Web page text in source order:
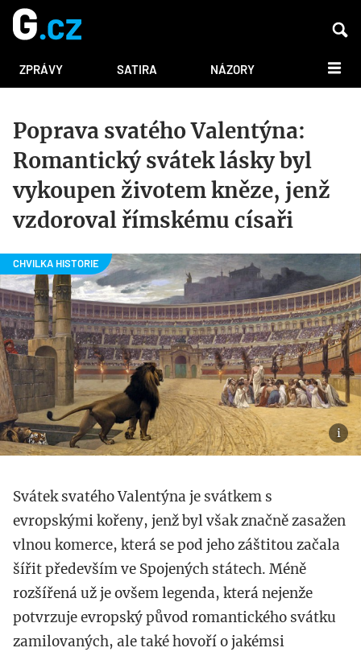
ZPRÁVY SATIRA NÁZORY DALŠÍ
Poprava svatého Valentýna:
Romantický svátek lásky byl
vykoupen životem kněze, jenž
vzdoroval římskému císaři
Svátek svatého Valentýna je svátkem s
evropskými kořeny, jenž byl však značně zasažen
vlnou komerce, která se pod jeho záštitou začala
šířit především ve Spojených státech. Méně
rozšířená už je ovšem legenda, která nejenže
potvrzuje evropský původ romantického svátku
zamilovaných, ale také hovoří o jakémsi